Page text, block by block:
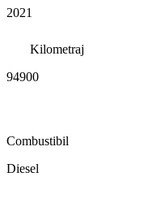
2021
Kilometraj
94900
Combustibil
Diesel